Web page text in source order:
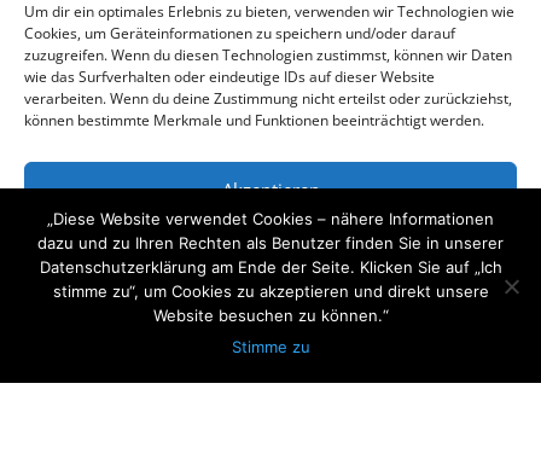
Um dir ein optimales Erlebnis zu bieten, verwenden wir Technologien wie
Cookies, um Geräteinformationen zu speichern und/oder darauf
zuzugreifen. Wenn du diesen Technologien zustimmst, können wir Daten
wie das Surfverhalten oder eindeutige IDs auf dieser Website
verarbeiten. Wenn du deine Zustimmung nicht erteilst oder zurückziehst,
können bestimmte Merkmale und Funktionen beeinträchtigt werden.
Akzeptieren
Ablehnen
Einstellungen ansehen
DatenschutzerklärungImpressum
Wir freuen uns auf Ihre Anfrage
 +49 (0)1734101111
mail@arcitymedia.de
Horstweg 32 14059 Berlin
„Diese Website verwendet Cookies – nähere Informationen
dazu und zu Ihren Rechten als Benutzer finden Sie in unserer
Datenschutzerklärung am Ende der Seite. Klicken Sie auf „Ich
stimme zu“, um Cookies zu akzeptieren und direkt unsere
Website besuchen zu können.“
Stimme zu